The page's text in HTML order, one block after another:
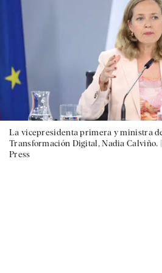
La vicepresidenta primera y ministra
Transformación Digital, Nadia Calviño.
Press